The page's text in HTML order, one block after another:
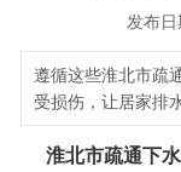
发布
遵循这些淮北市疏
受损伤，让居家排
淮北市疏通下